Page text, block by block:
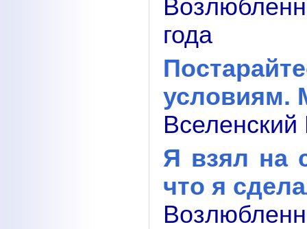
года
условиям.
Я взял на
что я